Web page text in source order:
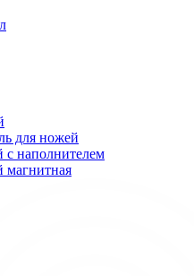
для ножей
с наполнителем
магнитная